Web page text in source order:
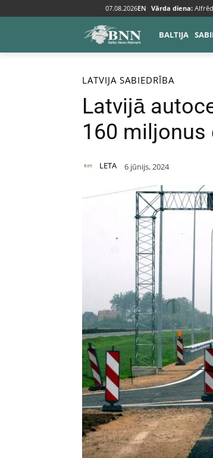
07.08.2026EN Vārda diena:
BALTIJA
Sākums Baltija Latvija
LATVIJA SABIEDRĪBA
Latvijā
160 miljonus
LETA 6 jūnijs, 2024